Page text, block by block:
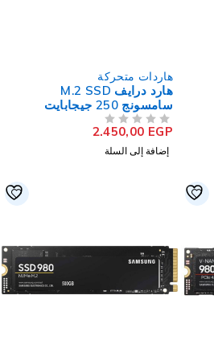
هاردات متحركة
هارد درايف M.2 SSD
سامسونج 250 جيجابايت
NVMe PCIe 980
2.450,00EGP
إضافة إلى السلة